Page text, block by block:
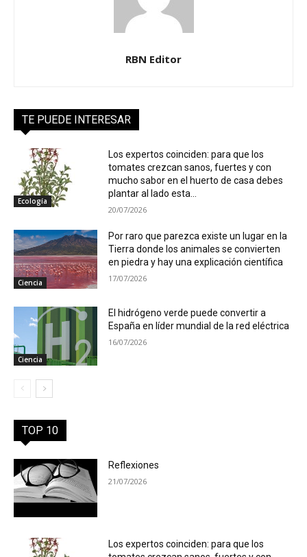
RBN Editor
TE PUEDE INTERESAR
Ecología
Los expertos coinciden: para que los
tomates crezcan sanos, fuertes y con
mucho sabor en el huerto de casa debes
plantar al lado esta...
20/07/2026
Ciencia
Por raro que parezca existe un lugar en la
Tierra donde los animales se convierten
en piedra y hay una explicación científica
17/07/2026
Ciencia
El hidrógeno verde puede convertir a
España en líder mundial de la red eléctrica
16/07/2026
TOP 10
Reflexiones
21/07/2026
Los expertos coinciden: para que los